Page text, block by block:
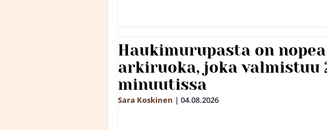
Haukimurupasta on nopea
arkiruoka, joka valmistuu
minuutissa
Sara Koskinen | 04.08.2026